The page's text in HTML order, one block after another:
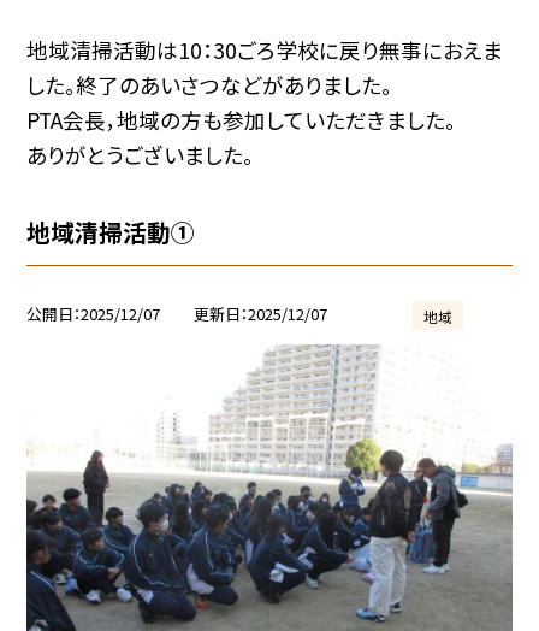
地域清掃活動は10：30ごろ学校に戻り無事におえま
した。終了のあいさつなどがありました。
PTA会長，地域の方も参加していただきました。
ありがとうございました。
地域清掃活動①
公開日 2025/12/07 更新日 2025/12/07 地域